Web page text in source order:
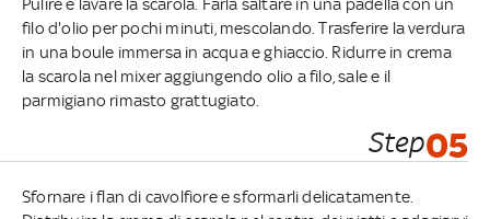
Pulire e lavare la scarola. Farla saltare in una padella con un
filo d'olio per pochi minuti, mescolando. Trasferire la verdura
in una boule immersa in acqua e ghiaccio. Ridurre in crema
la scarola nel mixer aggiungendo olio a filo, sale e il
parmigiano rimasto grattugiato.
Step05
Sfornare i flan di cavolfiore e sformarli delicatamente.